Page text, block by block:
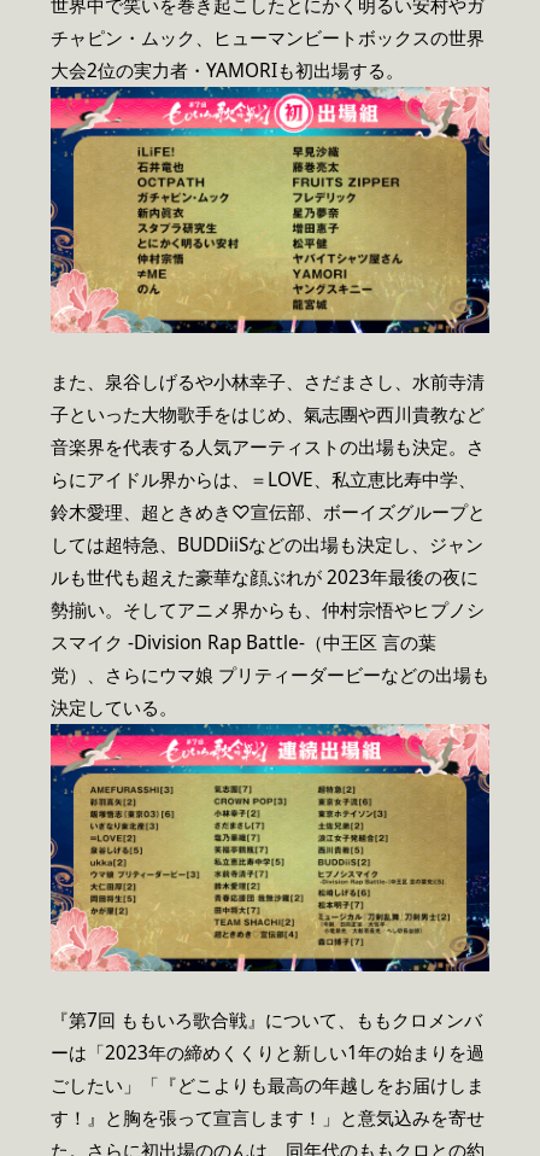
チャピン・ムック、ヒューマンビートボックスの世界
大会2位の実力者・YAMORIも初出場する。
また、泉谷しげるや小林幸子、さだまさし、水前寺清
子といった大物歌手をはじめ、氣志團や西川貴教など
音楽界を代表する人気アーティストの出場も決定。さ
らにアイドル界からは、＝LOVE、私立恵比寿中学、
鈴木愛理、超ときめき♡宣伝部、ボーイズグループと
しては超特急、BUDDiiSなどの出場も決定し、ジャン
ルも世代も超えた豪華な顔ぶれが 2023年最後の夜に
勢揃い。そしてアニメ界からも、仲村宗悟やヒプノシ
スマイク -Division Rap Battle-（中王区 言の葉
党）、さらにウマ娘 プリティーダービーなどの出場も
決定している。
『第7回 ももいろ歌合戦』について、ももクロメンバ
ーは「2023年の締めくくりと新しい1年の始まりを過
ごしたい」「『どこよりも最高の年越しをお届けしま
す！』と胸を張って宣言します！」と意気込みを寄せ
た。さらに初出場ののんは、同年代のももクロとの約